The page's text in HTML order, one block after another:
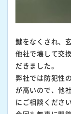
鍵をなくされ、
他社で壊して交
だきました。
弊社では防犯性
が高いので、他
にご相談ください